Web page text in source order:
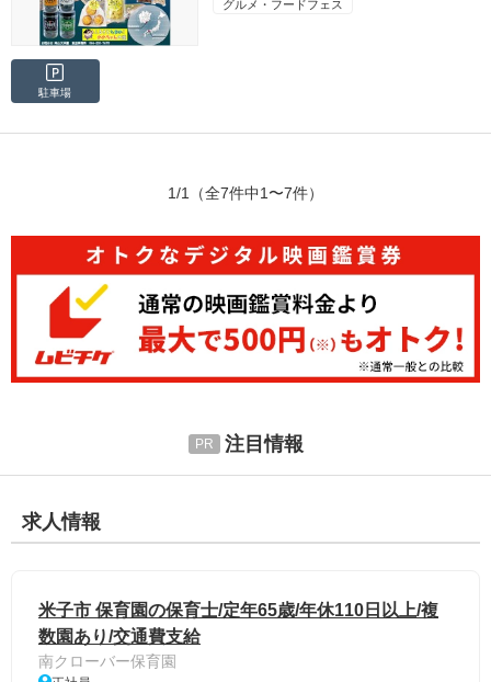
グルメ・フードフェス
駐車場
1/1 （全7件中1〜7件）
注目情報
求人情報
米子市 保育園の保育士/定年65歳/年休110日以上/複
数園あり/交通費支給
南クローバー保育園